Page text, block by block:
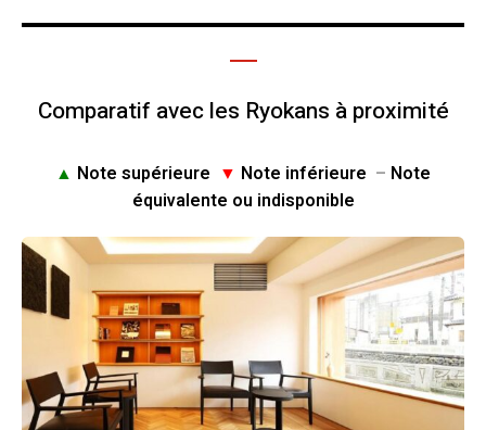
Comparatif avec les Ryokans à proximité
▲ Note supérieure ▼ Note inférieure – Note
équivalente ou indisponible